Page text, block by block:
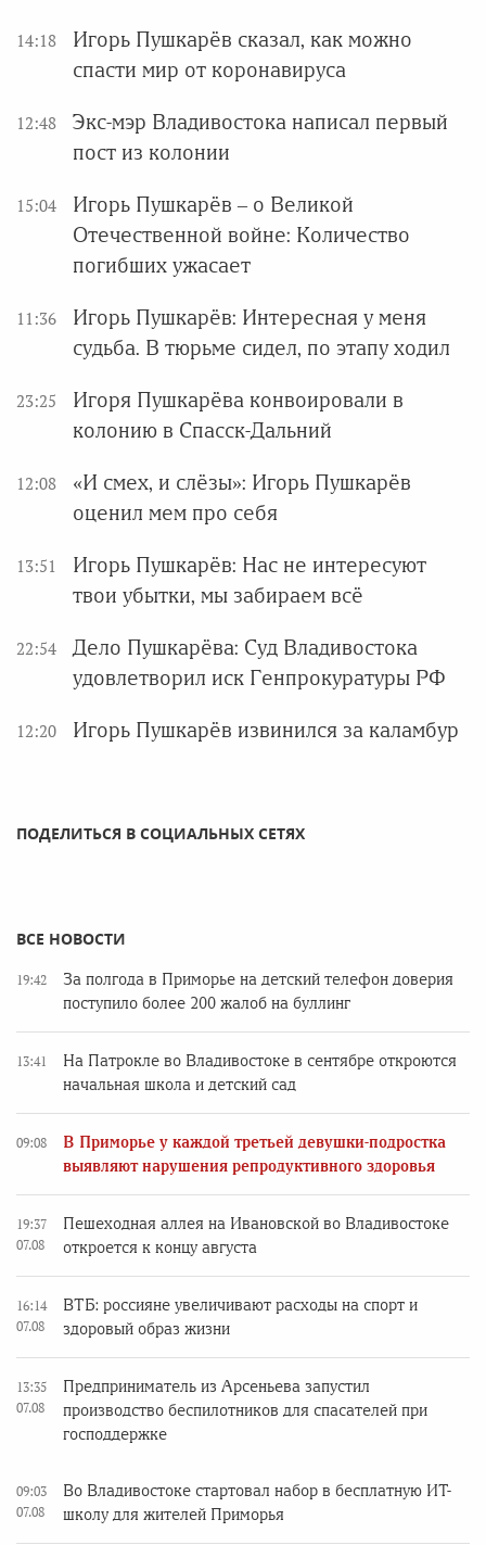
14:18
Игорь Пушкарёв сказал, как можно
спасти мир от коронавируса
12:48
Экс-мэр Владивостока написал первый
пост из колонии
15:04
Игорь Пушкарёв – о Великой
Отечественной войне: Количество
погибших ужасает
11:36
Игорь Пушкарёв: Интересная у меня
судьба. В тюрьме сидел, по этапу ходил
23:25
Игоря Пушкарёва конвоировали в
колонию в Спасск-Дальний
12:08
«И смех, и слёзы»: Игорь Пушкарёв
оценил мем про себя
13:51
Игорь Пушкарёв: Нас не интересуют
твои убытки, мы забираем всё
22:54
Дело Пушкарёва: Суд Владивостока
удовлетворил иск Генпрокуратуры РФ
12:20 Игорь Пушкарёв извинился за каламбур
ПОДЕЛИТЬСЯ В СОЦИАЛЬНЫХ СЕТЯХ
ВСЕ НОВОСТИ
19:42
За полгода в Приморье на детский телефон доверия
поступило более 200 жалоб на буллинг
13:41
На Патрокле во Владивостоке в сентябре откроются
начальная школа и детский сад
09:08
В Приморье у каждой третьей девушки-подростка
выявляют нарушения репродуктивного здоровья
19:37
07.08
Пешеходная аллея на Ивановской во Владивостоке
откроется к концу августа
16:14
07.08
ВТБ: россияне увеличивают расходы на спорт и
здоровый образ жизни
13:35
07.08
Предприниматель из Арсеньева запустил
производство беспилотников для спасателей при
господдержке
09:03
07.08
Во Владивостоке стартовал набор в бесплатную ИТ-
школу для жителей Приморья